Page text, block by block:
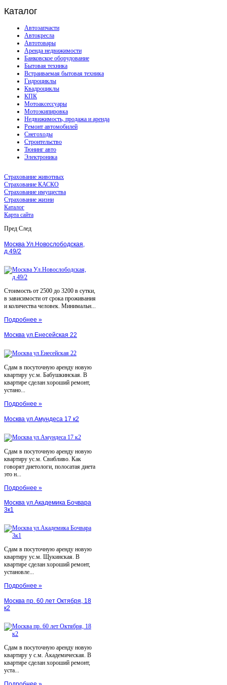
Каталог
Автозапчасти
Автокресла
Автотовары
Аренда недвижимости
Банковское оборудование
Бытовая техника
Встраиваемая бытовая техника
Гидроциклы
Квадроциклы
КПК
Мотоаксессуары
Мотоэкипировка
Недвижимость, продажа и аренда
Ремонт автомобилей
Снегоходы
Строительство
Тюнинг авто
Электроника
Страхование животных
Страхование КАСКО
Страхование имущества
Страхование жизни
Каталог
Карта сайта
Пред След
Москва Ул.Новослободская,
д.49/2
Стоимость от 2500 до 3200 в сутки,
в зависимости от срока проживания
и количества человек. Минимальн...
Подробнее »
Москва ул.Енесейская 22
Сдам в посуточную аренду новую
квартиру ус.м. Бабушкинская. В
квартире сделан хороший ремонт,
устано...
Подробнее »
Москва ул.Амундеса 17 к2
Сдам в посуточную аренду новую
квартиру ус.м. Свибливо. Как
говорят диетологи, полосатая диета
это н...
Подробнее »
Москва ул.Академика Бочвара
3к1
Сдам в посуточную аренду новую
квартиру ус.м. Щукинская. В
квартире сделан хороший ремонт,
установле...
Подробнее »
Москва пр. 60 лет Октября, 18
к2
Сдам в посуточную аренду новую
квартиру у с.м. Академическая. В
квартире сделан хороший ремонт,
уста...